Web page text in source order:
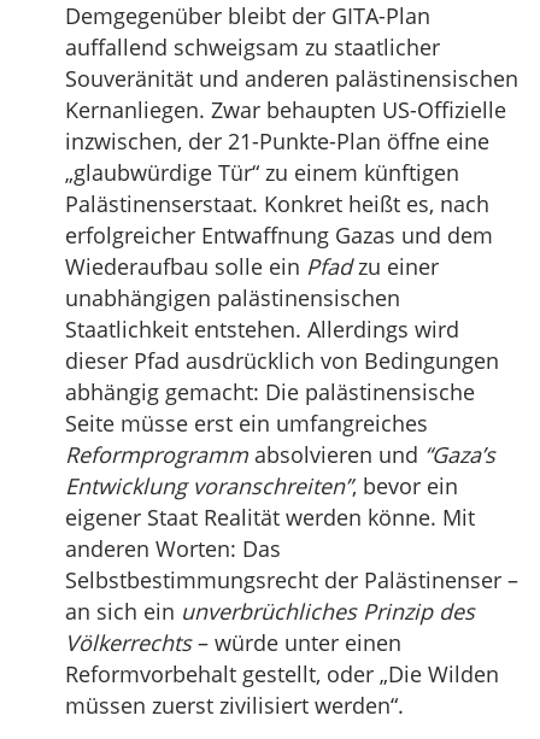
Demgegenüber bleibt der GITA-Plan
auffallend schweigsam zu staatlicher
Souveränität und anderen palästinensischen
Kernanliegen. Zwar behaupten US-Offizielle
inzwischen, der 21-Punkte-Plan öffne eine
„glaubwürdige Tür“ zu einem künftigen
Palästinenserstaat. Konkret heißt es, nach
erfolgreicher Entwaffnung Gazas und dem
Wiederaufbau solle ein Pfadzu einer
unabhängigen palästinensischen
Staatlichkeit entstehen. Allerdings wird
dieser Pfad ausdrücklich von Bedingungen
abhängig gemacht: Die palästinensische
Seite müsse erst ein umfangreiches
Reformprogramm absolvieren und “Gaza’s
Entwicklung voranschreiten”, bevor ein
eigener Staat Realität werden könne. Mit
anderen Worten: Das
Selbstbestimmungsrecht der Palästinenser –
an sich ein unverbrüchliches Prinzip des
Völkerrechts– würde unter einen
Reformvorbehalt gestellt, oder „Die Wilden
müssen zuerst zivilisiert werden“.